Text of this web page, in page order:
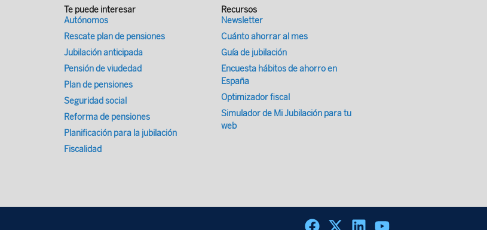
Te puede interesar
Autónomos
Rescate plan de pensiones
Jubilación anticipada
Pensión de viudedad
Plan de pensiones
Seguridad social
Reforma de pensiones
Planificación para la jubilación
Fiscalidad
Recursos
Newsletter
Cuánto ahorrar al mes
Guía de jubilación
Encuesta hábitos de ahorro en
España
Optimizador fiscal
Simulador de Mi Jubilación para tu
web